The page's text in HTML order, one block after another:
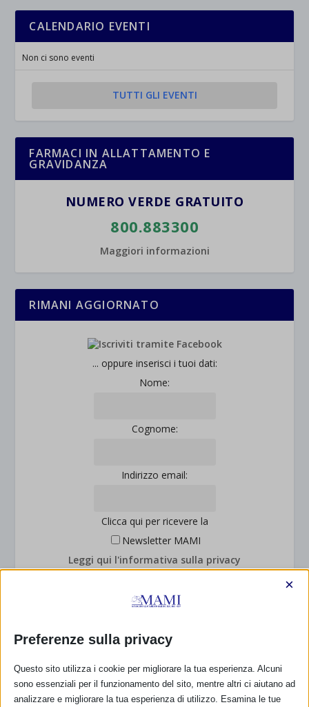
CALENDARIO EVENTI
Non ci sono eventi
TUTTI GLI EVENTI
FARMACI IN ALLATTAMENTO E
GRAVIDANZA
NUMERO VERDE GRATUITO
800.883300
Maggiori informazioni
RIMANI AGGIORNATO
... oppure inserisci i tuoi dati:
Nome:
Cognome:
Indirizzo email:
Clicca qui per ricevere la
Newsletter MAMI
Leggi qui l'informativa sulla privacy
personali (Regolamento UE 2016/679)
DONA E ASSOCIATI CON PAYPAL!
Preferenze sulla privacy
×
Questo sito utilizza i cookie per migliorare la tua esperienza. Alcuni
sono essenziali per il funzionamento del sito, mentre altri ci aiutano ad
analizzare e migliorare la tua esperienza di utilizzo. Esamina le tue